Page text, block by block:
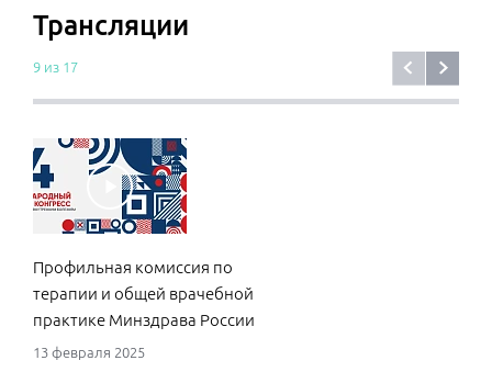
Трансляции
9 из 17
Профильная комиссия по
терапии и общей врачебной
практике Минздрава России
13 февраля 2025